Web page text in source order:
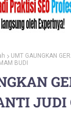
UMT GAUNGKAN
BUDI
JUDI